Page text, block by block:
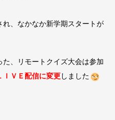
、なかなか新学期スタートが
、リモートクイズ大会は参加
ＩＶＥ配信に変更しました